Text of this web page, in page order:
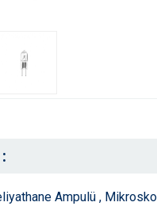
Ampulü ,